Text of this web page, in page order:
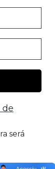
de
será